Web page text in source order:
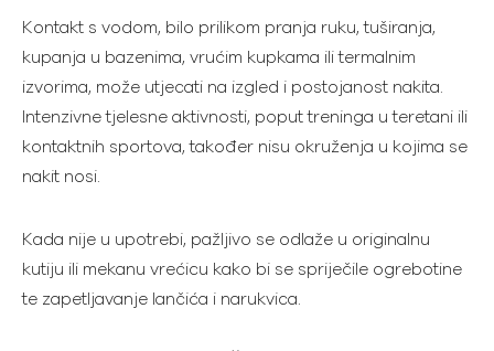
Kontakt s vodom, bilo prilikom pranja ruku, tuširanja,
kupanja u bazenima, vrućim kupkama ili termalnim
izvorima, može utjecati na izgled i postojanost nakita.
Intenzivne tjelesne aktivnosti, poput treninga u teretani ili
kontaktnih sportova, također nisu okruženja u kojima se
nakit nosi.
Kada nije u upotrebi, pažljivo se odlaže u originalnu
kutiju ili mekanu vrećicu kako bi se spriječile ogrebotine
te zapetljavanje lančića i narukvica.